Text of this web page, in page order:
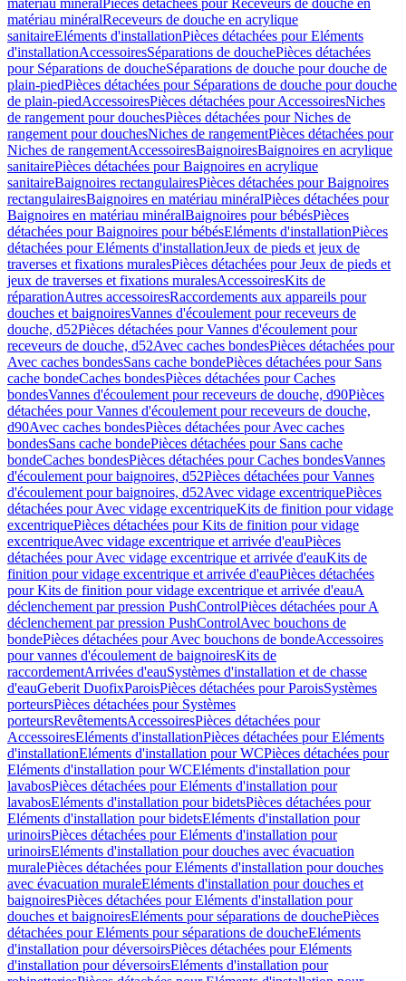
matériau minéralPièces détachées pour Receveurs de douche en
matériau minéralReceveurs de douche en acrylique
sanitaireEléments d'installationPièces détachées pour Eléments
d'installationAccessoiresSéparations de douchePièces détachées
pour Séparations de doucheSéparations de douche pour douche de
plain-piedPièces détachées pour Séparations de douche pour douche
de plain-piedAccessoiresPièces détachées pour AccessoiresNiches
de rangement pour douchesPièces détachées pour Niches de
rangement pour douchesNiches de rangementPièces détachées pour
Niches de rangementAccessoiresBaignoiresBaignoires en acrylique
sanitairePièces détachées pour Baignoires en acrylique
sanitaireBaignoires rectangulairesPièces détachées pour Baignoires
rectangulairesBaignoires en matériau minéralPièces détachées pour
Baignoires en matériau minéralBaignoires pour bébésPièces
détachées pour Baignoires pour bébésEléments d'installationPièces
détachées pour Eléments d'installationJeux de pieds et jeux de
traverses et fixations muralesPièces détachées pour Jeux de pieds et
jeux de traverses et fixations muralesAccessoiresKits de
réparationAutres accessoiresRaccordements aux appareils pour
douches et baignoiresVannes d'écoulement pour receveurs de
douche, d52Pièces détachées pour Vannes d'écoulement pour
receveurs de douche, d52Avec caches bondesPièces détachées pour
Avec caches bondesSans cache bondePièces détachées pour Sans
cache bondeCaches bondesPièces détachées pour Caches
bondesVannes d'écoulement pour receveurs de douche, d90Pièces
détachées pour Vannes d'écoulement pour receveurs de douche,
d90Avec caches bondesPièces détachées pour Avec caches
bondesSans cache bondePièces détachées pour Sans cache
bondeCaches bondesPièces détachées pour Caches bondesVannes
d'écoulement pour baignoires, d52Pièces détachées pour Vannes
d'écoulement pour baignoires, d52Avec vidage excentriquePièces
détachées pour Avec vidage excentriqueKits de finition pour vidage
excentriquePièces détachées pour Kits de finition pour vidage
excentriqueAvec vidage excentrique et arrivée d'eauPièces
détachées pour Avec vidage excentrique et arrivée d'eauKits de
finition pour vidage excentrique et arrivée d'eauPièces détachées
pour Kits de finition pour vidage excentrique et arrivée d'eauA
déclenchement par pression PushControlPièces détachées pour A
déclenchement par pression PushControlAvec bouchons de
bondePièces détachées pour Avec bouchons de bondeAccessoires
pour vannes d'écoulement de baignoiresKits de
raccordementArrivées d'eauSystèmes d'installation et de chasse
d'eauGeberit DuofixParoisPièces détachées pour ParoisSystèmes
porteursPièces détachées pour Systèmes
porteursRevêtementsAccessoiresPièces détachées pour
AccessoiresEléments d'installationPièces détachées pour Eléments
d'installationEléments d'installation pour WCPièces détachées pour
Eléments d'installation pour WCEléments d'installation pour
lavabosPièces détachées pour Eléments d'installation pour
lavabosEléments d'installation pour bidetsPièces détachées pour
Eléments d'installation pour bidetsEléments d'installation pour
urinoirsPièces détachées pour Eléments d'installation pour
urinoirsEléments d'installation pour douches avec évacuation
muralePièces détachées pour Eléments d'installation pour douches
avec évacuation muraleEléments d'installation pour douches et
baignoiresPièces détachées pour Eléments d'installation pour
douches et baignoiresEléments pour séparations de douchePièces
détachées pour Eléments pour séparations de doucheEléments
d'installation pour déversoirsPièces détachées pour Eléments
d'installation pour déversoirsEléments d'installation pour